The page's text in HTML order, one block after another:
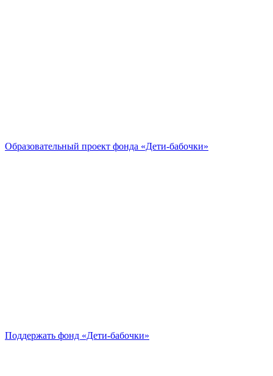
Образовательный проект фонда «Дети-бабочки»
Поддержать фонд «Дети-бабочки»